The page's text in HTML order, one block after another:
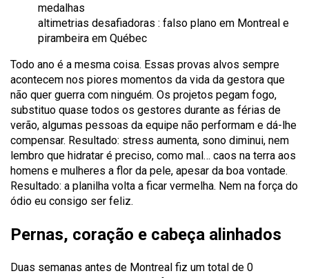
medalhas
altimetrias desafiadoras : falso plano em Montreal e
pirambeira em Québec
Todo ano é a mesma coisa. Essas provas alvos sempre
acontecem nos piores momentos da vida da gestora que
não quer guerra com ninguém. Os projetos pegam fogo,
substituo quase todos os gestores durante as férias de
verão, algumas pessoas da equipe não performam e dá-lhe
compensar. Resultado: stress aumenta, sono diminui, nem
lembro que hidratar é preciso, como mal… caos na terra aos
homens e mulheres a flor da pele, apesar da boa vontade.
Resultado: a planilha volta a ficar vermelha. Nem na força do
ódio eu consigo ser feliz.
Pernas, coração e cabeça alinhados
Duas semanas antes de Montreal fiz um total de 0